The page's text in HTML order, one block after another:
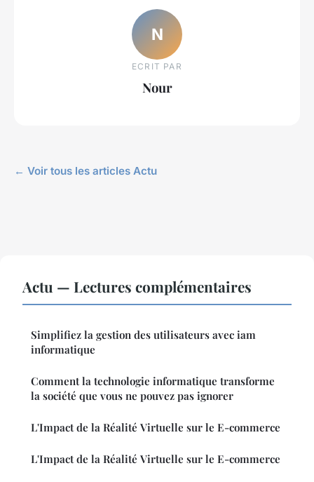
N
ECRIT PAR
Nour
← Voir tous les articles Actu
Actu — Lectures complémentaires
Simplifiez la gestion des utilisateurs avec iam
informatique
Comment la technologie informatique transforme
la société que vous ne pouvez pas ignorer
L'Impact de la Réalité Virtuelle sur le E-commerce
L'Impact de la Réalité Virtuelle sur le E-commerce